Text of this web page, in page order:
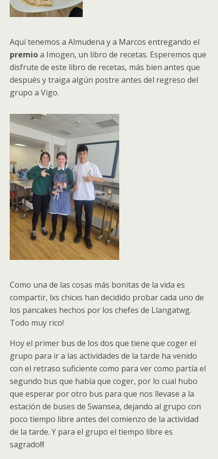
Aquí tenemos a Almudena y a Marcos entregando el
premioa Imogen, un libro de recetas. Esperemos que
disfrute de este libro de recetas, más bien antes que
después y traiga algún postre antes del regreso del
grupo a Vigo.
Como una de las cosas más bonitas de la vida es
compartir, lxs chicxs han decidido probar cada uno de
los pancakes hechos por los chefes de Llangatwg.
Todo muy rico!
Hoy el primer bus de los dos que tiene que coger el
grupo para ir a las actividades de la tarde ha venido
con el retraso suficiente como para ver como partía el
segundo bus que había que coger, por lo cual hubo
que esperar por otro bus para que nos llevase a la
estación de buses de Swansea, dejando al grupo con
poco tiempo libre antes del comienzo de la actividad
de la tarde. Y para el grupo el tiempo libre es
sagrado!!!